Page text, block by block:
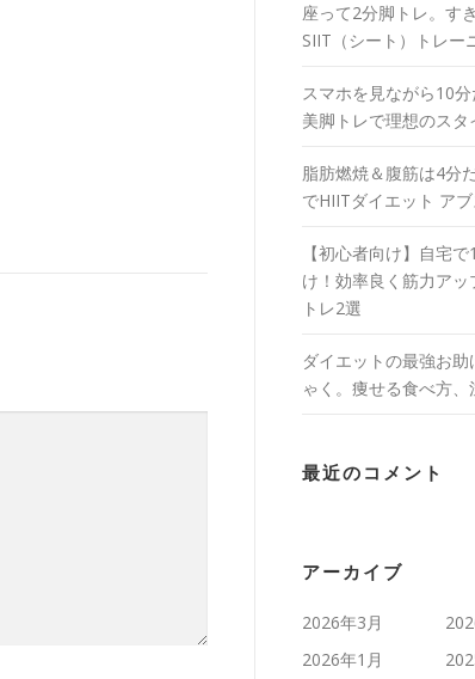
座って2分脚トレ。す
SIIT（シート）トレ
スマホを見ながら10
美脚トレで理想のスタ
脂肪燃焼＆腹筋は4分
でHIITダイエット ア
【初心者向け】自宅
け！効率良く筋力ア
トレ2選
ダイエットの最強お
ゃく。痩せる食べ方、
最近のコメント
アーカイブ
2026年3月
2026年1月